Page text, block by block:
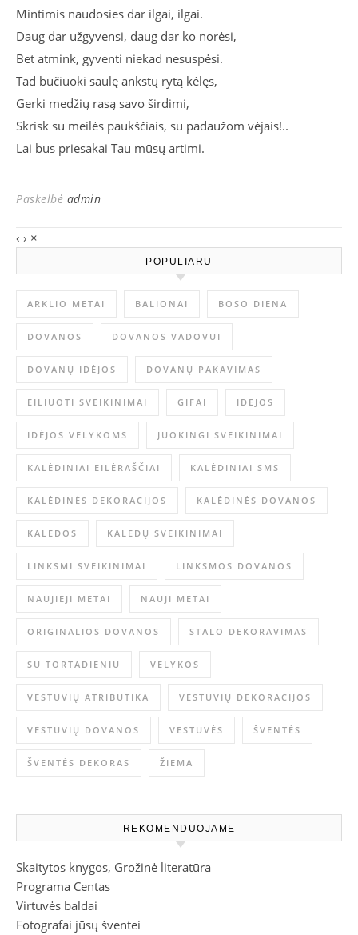
Mintimis naudosies dar ilgai, ilgai.
Daug dar užgyvensi, daug dar ko norėsi,
Bet atmink, gyventi niekad nesuspėsi.
Tad bučiuoki saulę ankstų rytą kėlęs,
Gerki medžių rasą savo širdimi,
Skrisk su meilės paukščiais, su padaužom vėjais!..
Lai bus priesakai Tau mūsų artimi.
Paskelbė admin
‹ › ×
POPULIARU
ARKLIO METAI BALIONAI BOSO DIENA
DOVANOS DOVANOS VADOVUI
DOVANŲ IDĖJOS DOVANŲ PAKAVIMAS
EILIUOTI SVEIKINIMAI GIFAI IDĖJOS
IDĖJOS VELYKOMS JUOKINGI SVEIKINIMAI
KALĖDINIAI EILĖRAŠČIAI KALĖDINIAI SMS
KALĖDINĖS DEKORACIJOS KALĖDINĖS DOVANOS
KALĖDOS KALĖDŲ SVEIKINIMAI
LINKSMI SVEIKINIMAI LINKSMOS DOVANOS
NAUJIEJI METAI NAUJI METAI
ORIGINALIOS DOVANOS STALO DEKORAVIMAS
SU TORTADIENIU VELYKOS
VESTUVIŲ ATRIBUTIKA VESTUVIŲ DEKORACIJOS
VESTUVIŲ DOVANOS VESTUVĖS ŠVENTĖS
ŠVENTĖS DEKORAS ŽIEMA
REKOMENDUOJAME
Skaitytos knygos, Grožinė literatūra
Programa Centas
Virtuvės baldai
Fotografai jūsų šventei